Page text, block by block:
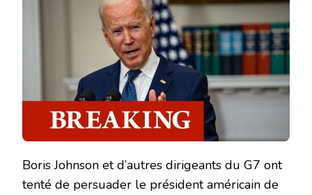
Boris Johnson et d’autres dirigeants du G7 ont
tenté de persuader le président américain de